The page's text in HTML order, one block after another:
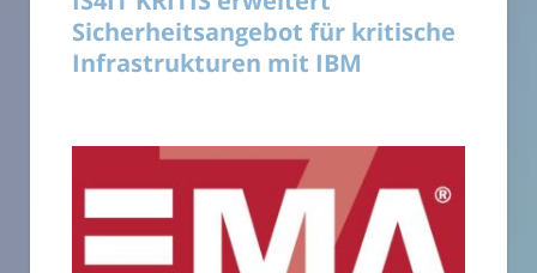
Sicherheitsangebot für kritische
Infrastrukturen mit IBM